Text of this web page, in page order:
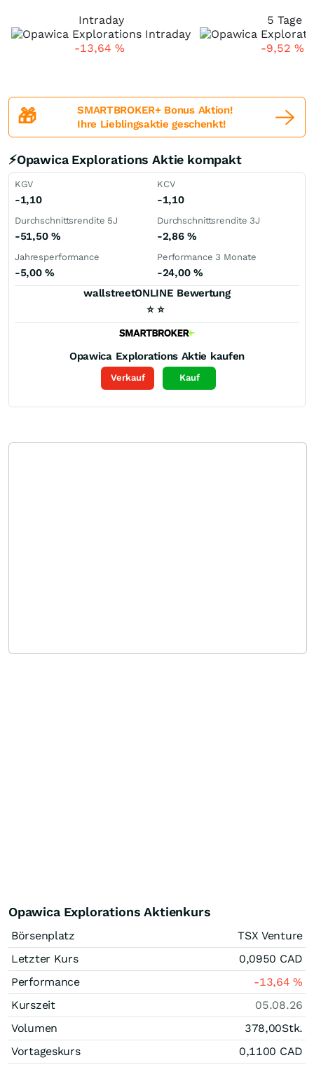
Intraday
-13,64 %
5 Tage
-9,52 %
🎁
SMARTBROKER+ Bonus Aktion!
Ihre Lieblingsaktie geschenkt!
⚡Opawica Explorations Aktie kompakt
KGV
-1,10
KCV
-1,10
Durchschnittsrendite 5J
-51,50 %
Durchschnittsrendite 3J
-2,86%
Jahresperformance
-5,00%
Performance 3 Monate
-24,00 %
wallstreetONLINE Bewertung
⭐ ⭐
Opawica Explorations Aktie kaufen
Verkauf Kauf
Opawica Explorations Aktienkurs
Börsenplatz
TSX Venture
Letzter Kurs
0,0950 CAD
Performance
-13,64%
Kurszeit
05.08.26
Volumen
378,00Stk.
Vortageskurs
0,1100 CAD